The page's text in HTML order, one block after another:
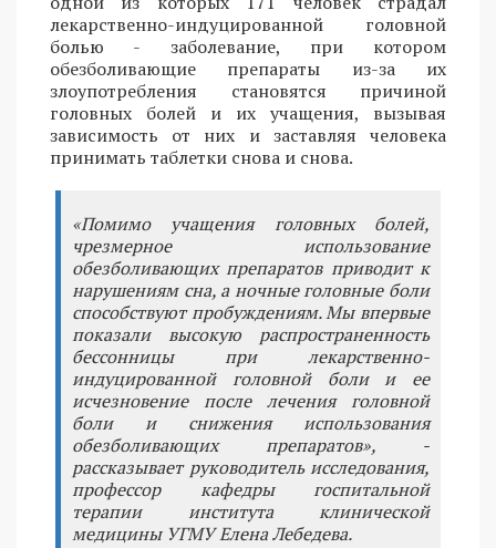
лекарственно-индуцированной головной
болью - заболевание, при котором
обезболивающие препараты из-за их
злоупотребления становятся причиной
головных болей и их учащения, вызывая
зависимость от них и заставляя человека
принимать таблетки снова и снова.
«Помимо учащения головных болей,
чрезмерное использование
обезболивающих препаратов приводит к
нарушениям сна, а ночные головные боли
способствуют пробуждениям. Мы впервые
показали высокую распространенность
бессонницы при лекарственно-
индуцированной головной боли и ее
исчезновение после лечения головной
боли и снижения использования
обезболивающих препаратов», -
рассказывает руководитель исследования,
профессор кафедры госпитальной
терапии института клинической
медицины УГМУ Елена Лебедева.